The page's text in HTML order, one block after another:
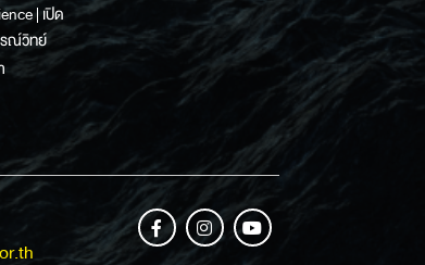
| เปิด
รณ์วิทย์